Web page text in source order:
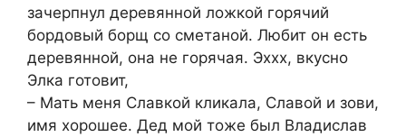
зачерпнул деревянной ложкой горячий
бордовый борщ со сметаной. Любит он есть
деревянной, она не горячая. Эххх, вкусно
Элка готовит,
– Мать меня Славкой кликала, Славой и зови,
имя хорошее. Дед мой тоже был Владислав